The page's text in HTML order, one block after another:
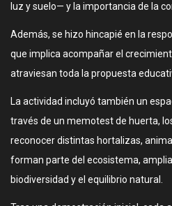
luz y suelo— y la importancia de la
Además, se hizo hincapié en la
que implica acompañar el
atraviesan toda la propuesta
La actividad incluyó también un
través de un memotest de huerta,
reconocer distintas hortalizas,
forman parte del ecosistema,
biodiversidad y el equilibrio natural.